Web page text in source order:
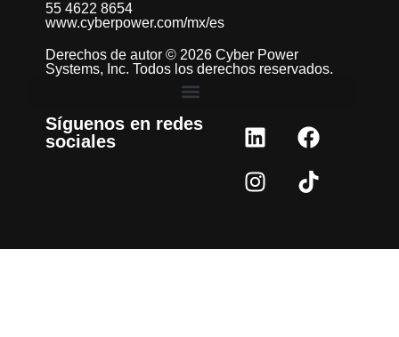
55 4622 8654
www.cyberpower.com/mx/es
Derechos de autor © 2026 Cyber Power
Systems, Inc. Todos los derechos reservados.
Síguenos en redes
sociales